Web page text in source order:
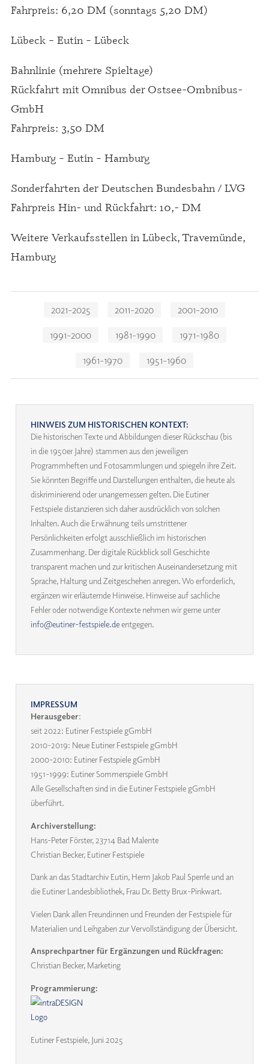
Fahrpreis: 6,20 DM (sonntags 5,20 DM)
Lübeck – Eutin – Lübeck
Bahnlinie (mehrere Spieltage)
Rückfahrt mit Omnibus der Ostsee-Ombnibus-
GmbH
Fahrpreis: 3,50 DM
Hamburg – Eutin – Hamburg
Sonderfahrten der Deutschen Bundesbahn / LVG
Fahrpreis Hin- und Rückfahrt: 10,- DM
Weitere Verkaufsstellen in Lübeck, Travemünde,
Hamburg
Navigation2021-2025 2011-2020 2001-2010
1991-2000 1981-1990 1971-1980
1961-1970 1951-1960
HINWEIS ZUM HISTORISCHEN KONTEXT:
Die historischen Texte und Abbildungen dieser Rückschau (bis
in die 1950er Jahre) stammen aus den jeweiligen
Programmheften und Fotosammlungen und spiegeln ihre Zeit.
Sie könnten Begriffe und Darstellungen enthalten, die heute als
diskriminierend oder unangemessen gelten. Die Eutiner
Festspiele distanzieren sich daher ausdrücklich von solchen
Inhalten. Auch die Erwähnung teils umstrittener
Persönlichkeiten erfolgt ausschließlich im historischen
Zusammenhang. Der digitale Rückblick soll Geschichte
transparent machen und zur kritischen Auseinandersetzung mit
Sprache, Haltung und Zeitgeschehen anregen. Wo erforderlich,
ergänzen wir erläuternde Hinweise. Hinweise auf sachliche
Fehler oder notwendige Kontexte nehmen wir gerne unter
info@eutiner-festspiele.deentgegen.
IMPRESSUM
Herausgeber:
seit 2022: Eutiner Festspiele gGmbH
2010-2019: Neue Eutiner Festspiele gGmbH
2000-2010: Eutiner Festspiele gGmbH
1951-1999: Eutiner Sommerspiele GmbH
Alle Gesellschaften sind in die Eutiner Festspiele gGmbH
überführt.
Archiverstellung:
Hans-Peter Förster, 23714 Bad Malente
Christian Becker, Eutiner Festspiele
Dank an das Stadtarchiv Eutin, Herrn Jakob Paul Sperrle und an
die Eutiner Landesbibliothek, Frau Dr. Betty Brux-Pinkwart.
Vielen Dank allen Freundinnen und Freunden der Festspiele für
Materialien und Leihgaben zur Vervollständigung der Übersicht.
Ansprechpartner für Ergänzungen und Rückfragen:
Christian Becker, Marketing
Programmierung:
Eutiner Festspiele, Juni 2025